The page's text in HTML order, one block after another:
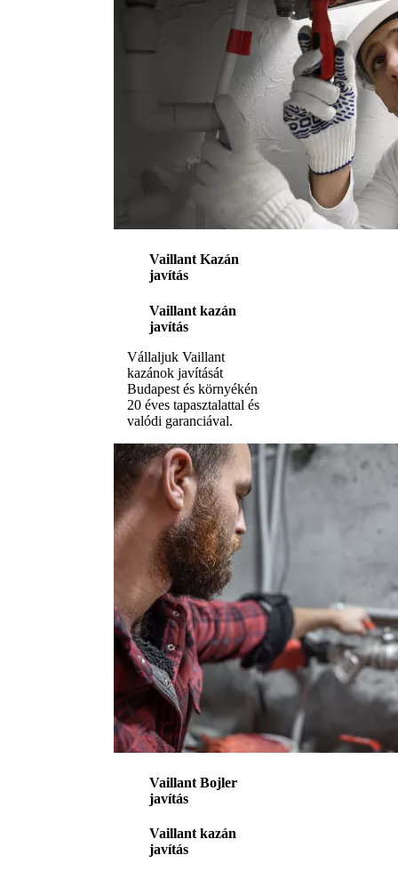
Vaillant Kazán
javítás
Vaillant kazán
javítás
Vállaljuk Vaillant
kazánok javítását
Budapest és környékén
20 éves tapasztalattal és
valódi garanciával.
Vaillant Bojler
javítás
Vaillant kazán
javítás